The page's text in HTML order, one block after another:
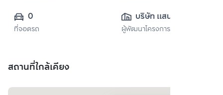
0
ที่จอดรถ
บริษัท แสนสิริ
จำกัด (มหาชน)
ผู้พัฒนาโครงการ
สถานที่ใกล้เคียง